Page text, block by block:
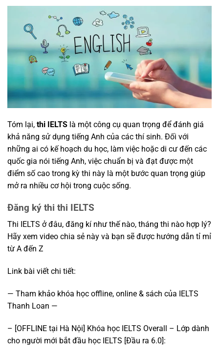
Tóm lại, thi IELTS là một công cụ quan trọng để đánh giá
khả năng sử dụng tiếng Anh của các thí sinh. Đối với
những ai có kế hoạch du học, làm việc hoặc di cư đến các
quốc gia nói tiếng Anh, việc chuẩn bị và đạt được một
điểm số cao trong kỳ thi này là một bước quan trọng giúp
mở ra nhiều cơ hội trong cuộc sống.
Đăng ký thi thi IELTS
Thi IELTS ở đâu, đăng kí như thế nào, tháng thi nào hợp lý?
Hãy xem video chia sẻ này và bạn sẽ được hướng dẫn tỉ mỉ
từ A đến Z
Link bài viết chi tiết:
— Tham khảo khóa học offline, online & sách của IELTS
Thanh Loan —
– [OFFLINE tại Hà Nội] Khóa học IELTS Overall – Lớp dành
cho người mới bắt đầu học IELTS [Đầu ra 6.0]: